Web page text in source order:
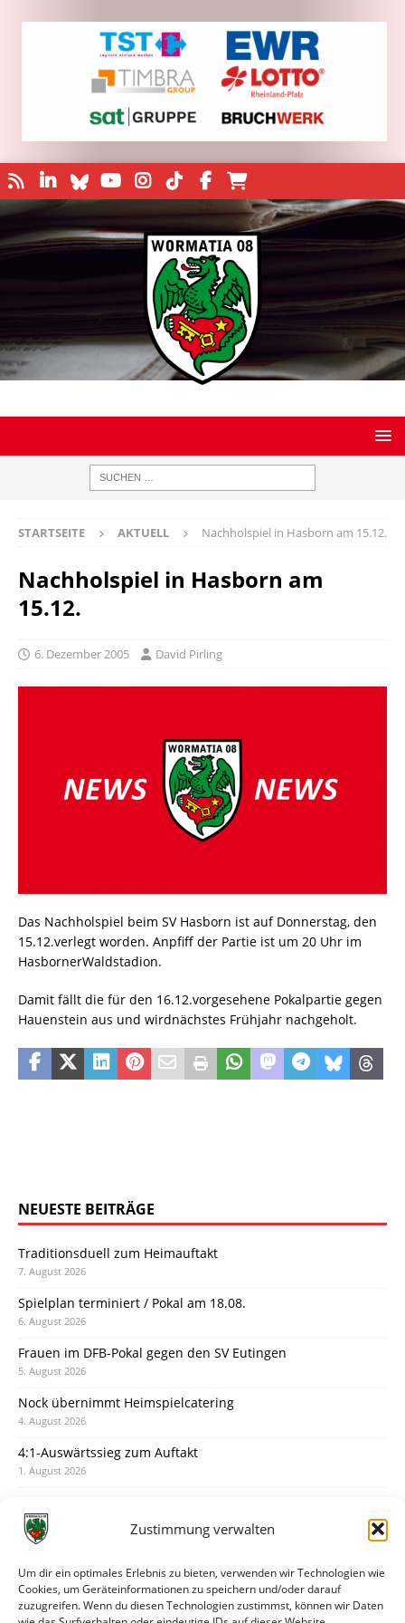
Zustimmung verwalten
Um dir ein optimales Erlebnis zu bieten, verwenden wir Technologien wie
Cookies, um Geräteinformationen zu speichern und/oder darauf
zuzugreifen. Wenn du diesen Technologien zustimmst, können wir Daten
STARTSEITE AKTUELL Nachholspiel in Hasborn am 15.12.
Nachholspiel in Hasborn am
15.12.
6. Dezember 2005 David Pirling
Das Nachholspiel beim SV Hasborn ist auf Donnerstag, den
15.12.verlegt worden. Anpfiff der Partie ist um 20 Uhr im
HasbornerWaldstadion.
Damit fällt die für den 16.12.vorgesehene Pokalpartie gegen
Hauenstein aus und wirdnächstes Frühjahr nachgeholt.
NEUESTE BEITRÄGE
Traditionsduell zum Heimauftakt
7. August 2026
Spielplan terminiert / Pokal am 18.08.
6. August 2026
Frauen im DFB-Pokal gegen den SV Eutingen
5. August 2026
Nock übernimmt Heimspielcatering
4. August 2026
4:1-Auswärtssieg zum Auftakt
1. August 2026
31. Juli 2026
30. Juli 2026
Deine Spielminute: 89+1
28. Juli 2026